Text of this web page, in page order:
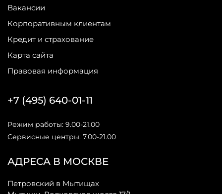
Вакансии
Корпоративным клиентам
Кредит и страхование
Карта сайта
Правовая информация
АДРЕСА В МОСКВЕ
Петровский в Мытищах
+7 (495) 640-01-11
Режим работы: 9.00-21.00
Сервисные центры: 7.00-21.00